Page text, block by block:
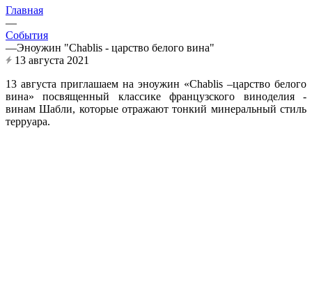
Главная
—
События
—Эноужин "Chablis - царство белого вина"
13 августа 2021
13 августа приглашаем на эноужин «Chablis –царство белого
вина» посвященный классике французского виноделия -
винам Шабли, которые отражают тонкий минеральный стиль
терруара.